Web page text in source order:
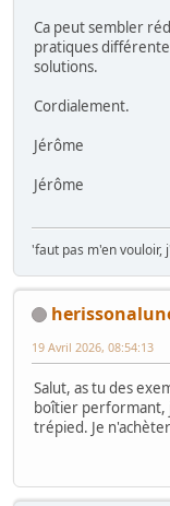
Ca peut sembler
pratiques
solutions.
Cordialement.
Jérôme
Jérôme
'faut pas m'en vouloir,
19 Avril 2026, 08:54:13
Salut, as tu des
boîtier performant,
trépied. Je